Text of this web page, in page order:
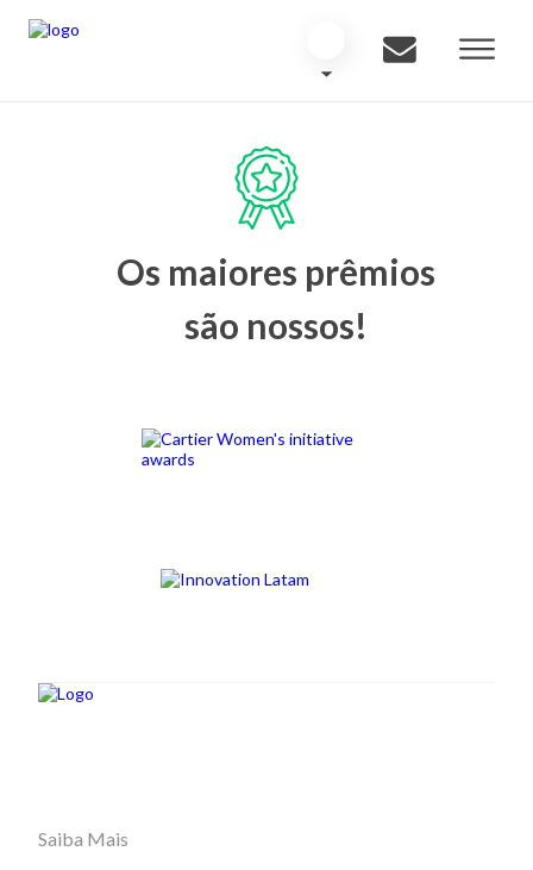
Os maiores prêmios
são nossos!
Saiba Mais